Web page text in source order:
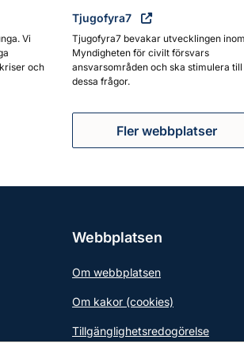
Vi
och
Tjugofyra7
Tjugofyra7 bevakar utvecklingen inom
Myndigheten för civilt försvars
ansvarsområden och ska stimulera till
dessa frågor.
Fler webbplatser
Webbplatsen
Om webbplatsen
Om kakor (cookies)
Tillgänglighetsredogörelse